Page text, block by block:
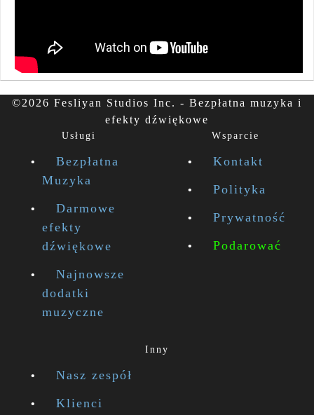
©2026 Fesliyan Studios Inc. - Bezpłatna muzyka i
efekty dźwiękowe
Usługi
Bezpłatna
Muzyka
Darmowe
efekty
dźwiękowe
Najnowsze
dodatki
muzyczne
Wsparcie
Kontakt
Polityka
Prywatność
Podarować
Inny
Nasz zespół
Klienci